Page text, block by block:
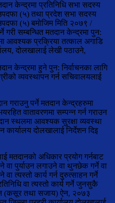
केन्द्रमा प्रतिनिधि सभा सदस्य
(५) तथा प्रदेश सभा सदस्य
(५) बमोजिम मिति २०७९ /
गरी सम्बन्धित मतदान केन्द्रमा पुन:
आवश्यक प्रक्रिया तत्काल अगाडि
दोलखालाई लेखी पठाउने,
केन्द्रमा हुने पुन: निर्वाचनका लागि
व्यवस्थापन गर्न सचिवालयलाई
गराउनु पर्ने मतदान केन्द्रहरुमा
वातावरणमा सम्पन्न गर्न गराउन
स्थलमा आवश्यक सुरक्षा व्यवस्था
कार्यालय दोलखालाई निर्देशन दिइ
मतदानको अधिकार प्रयोग गर्नबाट
वा पुर्याउन लगाउने वा थुनछेक गर्ने वा
त्यस्तो कार्य गर्न दुरुत्साहन गर्ने
वा त्यस्तो कार्य गर्ने जुनसुकै
(कसूर तथा सजाय) ऐन, २०७३